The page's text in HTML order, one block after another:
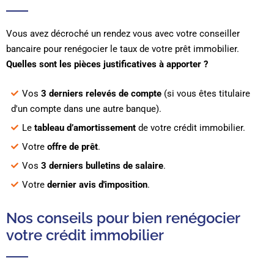
Vous avez décroché un rendez vous avec votre conseiller
bancaire pour renégocier le taux de votre prêt immobilier.
Quelles sont les pièces justificatives à apporter ?
Vos 3 derniers relevés de compte(si vous êtes titulaire
d'un compte dans une autre banque).
Le tableau d’amortissementde votre crédit immobilier.
Votre offre de prêt.
Vos 3 derniers bulletins de salaire.
Votre dernier avis d'imposition.
Nos conseils pour bien renégocier
votre crédit immobilier